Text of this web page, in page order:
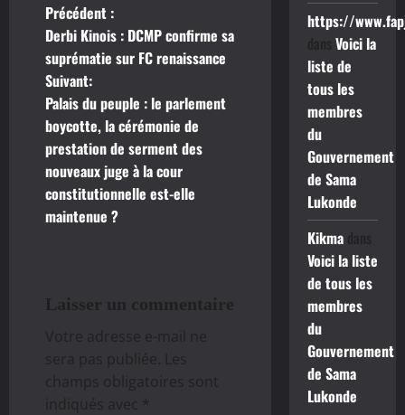
N
a
v
i
g
a
o
n
d
Précédent :
Derbi Kinois : DCMP confirme sa
suprématie sur FC renaissance
Suivant:
Palais du peuple : le parlement
boycotte, la cérémonie de
prestation de serment des
nouveaux juge à la cour
constitutionnelle est-elle
maintenue ?
Laisser un commentaire
Votre adresse e-mail ne
sera pas publiée. Les
champs obligatoires sont
indiqués avec *
https://
dans Voici la
liste de
tous les
membres
du
Gouvernement
de Sama
Lukonde
Kikmadans
Voici la liste
de tous les
membres
du
Gouvernement
de Sama
Lukonde